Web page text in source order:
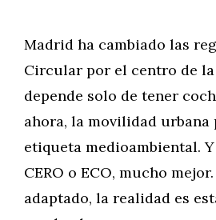
Madrid ha cambiado las
Circular por el centro de
depende solo de tener
ahora, la movilidad urbana
etiqueta medioambiental.
CERO o ECO, mucho
adaptado, la realidad es